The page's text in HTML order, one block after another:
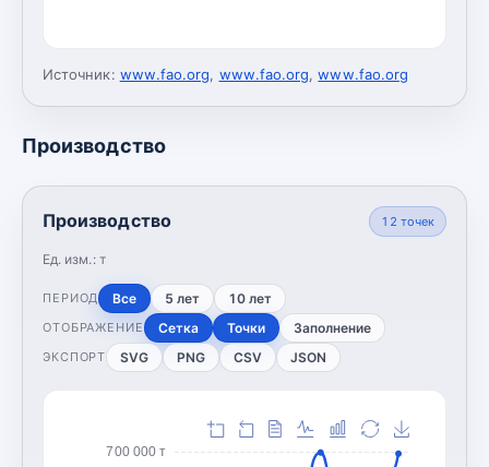
Источник: www.fao.org, www.fao.org,www.fao.org
Производство
Производство
Ед. изм.: т
12 точек
ПЕРИОД Все 5 лет 10 лет
ОТОБРАЖЕНИЕ Сетка Точки Заполнение
ЭКСПОРТ SVG PNG CSV JSON
700 000 т